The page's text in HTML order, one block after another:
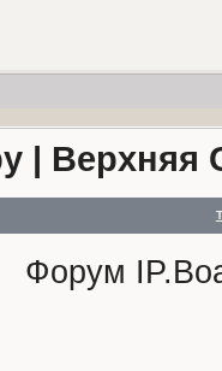
| Верхняя
Форум